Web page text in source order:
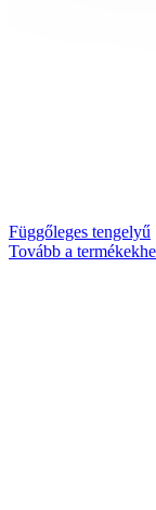
Függőleges tengelyű
Tovább a